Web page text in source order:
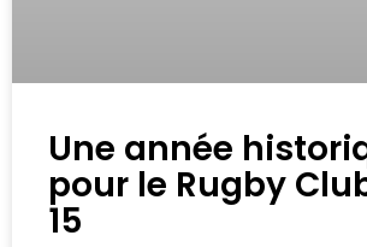
Une année
pour le Rugby
15